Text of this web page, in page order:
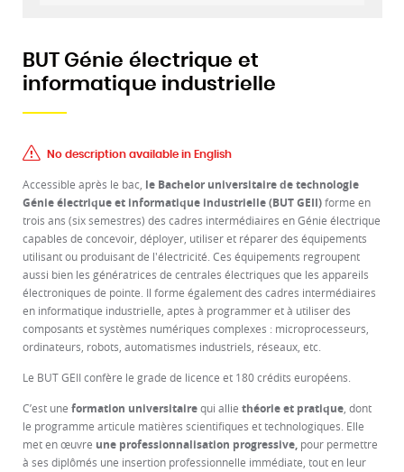
BUT Génie électrique et
informatique industrielle
No description available in English
Accessible après le bac, le Bachelor universitaire de technologie
Génie électrique et informatique industrielle (BUT GEII)forme en
trois ans (six semestres) des cadres intermédiaires en Génie électrique
capables de concevoir, déployer, utiliser et réparer des équipements
utilisant ou produisant de l'électricité. Ces équipements regroupent
aussi bien les génératrices de centrales électriques que les appareils
électroniques de pointe. Il forme également des cadres intermédiaires
en informatique industrielle, aptes à programmer et à utiliser des
composants et systèmes numériques complexes : microprocesseurs,
ordinateurs, robots, automatismes industriels, réseaux, etc.
Le BUT GEII confère le grade de licence et 180 crédits européens.
C’est une formation universitairequi allie théorie et pratique, dont
le programme articule matières scientifiques et technologiques. Elle
met en œuvre une professionnalisation progressive,pour permettre
à ses diplômés une insertion professionnelle immédiate, tout en leur